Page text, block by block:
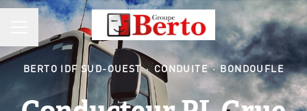
MENU CARRIÈRE
BERTO IDF SUD-OUEST · CONDUITE · BONDOUFLE